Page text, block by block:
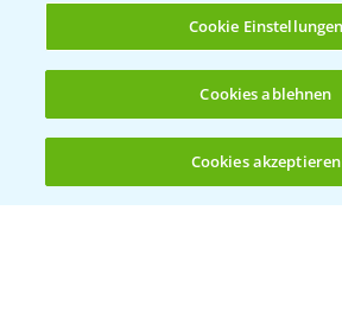
(noch 4)
Sonderkulturen
Verantwortung &
PAMIRA -
Sammelstellen und Termine
Cookie Einstellungen
Cookies ablehnen
Cookies akzeptieren